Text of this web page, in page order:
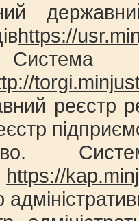
https://
реєстр
https://